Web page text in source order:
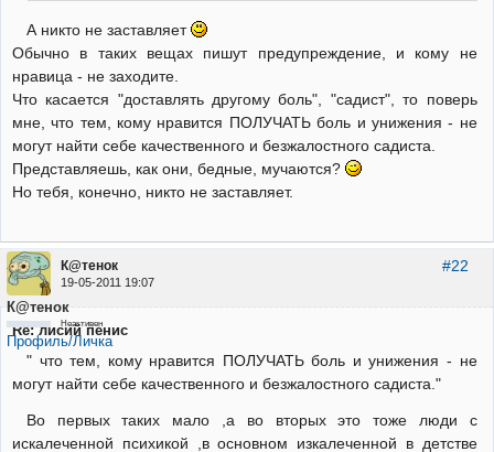
А никто не заставляет
Обычно в таких вещах пишут предупреждение, и кому не
нравица - не заходите.
Что касается "доставлять другому боль", "садист", то поверь
мне, что тем, кому нравится ПОЛУЧАТЬ боль и унижения - не
могут найти себе качественного и безжалостного садиста.
Представляешь, как они, бедные, мучаются?
Но тебя, конечно, никто не заставляет.
#22
К@тенок
19-05-2011 19:07
К@тенок
Неактивен
Профиль/Личка
Re: лисий пенис
" что тем, кому нравится ПОЛУЧАТЬ боль и унижения - не
могут найти себе качественного и безжалостного садиста."
Во первых таких мало ,а во вторых это тоже люди с
искалеченной психикой ,в основном изкалеченной в детстве